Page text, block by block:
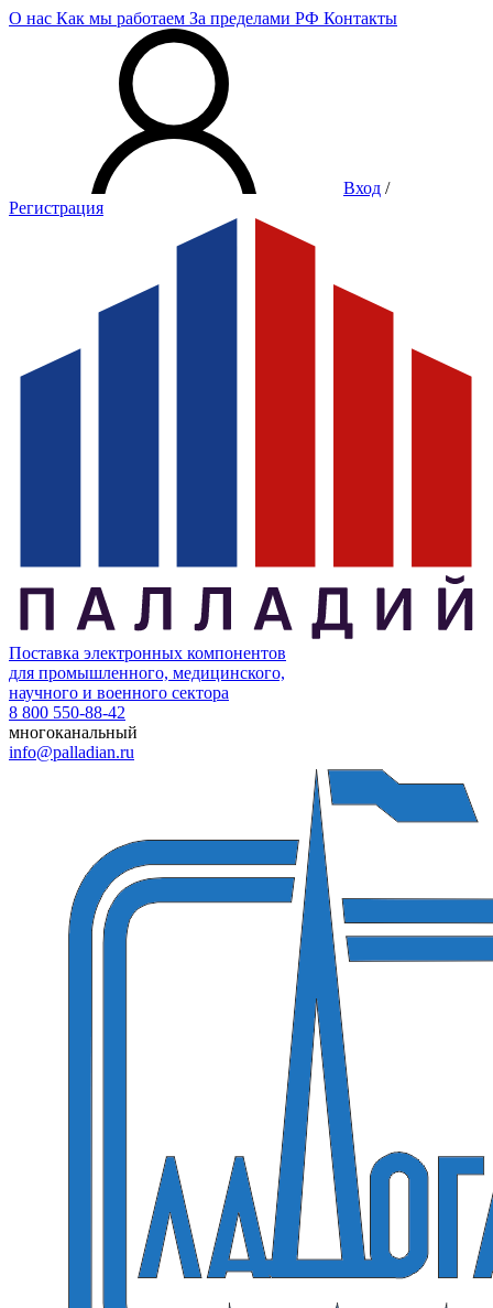
О нас Как мы работаем За пределами РФ Контакты
Вход /
Регистрация
Поставка электронных компонентов
для промышленного, медицинского,
научного и военного сектора
8 800 550-88-42
многоканальный
info@palladian.ru